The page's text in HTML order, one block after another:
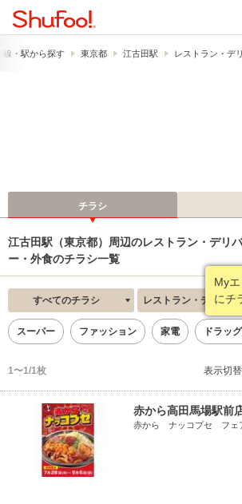
線・駅から探す 東京都 江古田駅 レストラン・デ
チラシ
江古田駅（東京都）周辺のレストラン・デリ
ー・外食のチラシ一覧
My
にチ
すべてのチラシ レストラン・デリバリー・外
スーパー ファッション 家電 ドラッ
1〜1/1枚 表示切替
赤から高田馬場駅前
赤から ナッコプセ フェ